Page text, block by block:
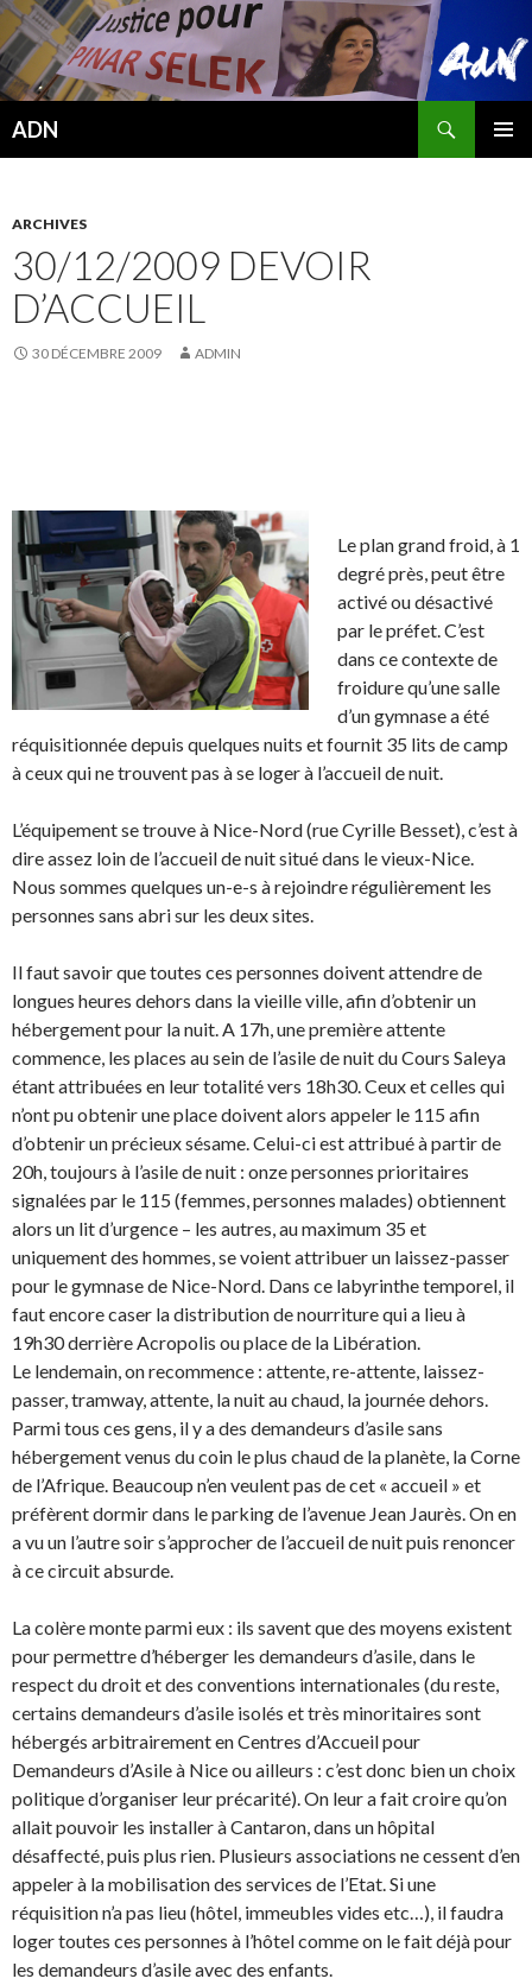
ADN
ARCHIVES
30/12/2009 DEVOIR
D’ACCUEIL
30 DÉCEMBRE 2009 ADMIN
Le plan grand froid, à 1
degré près, peut être
activé ou désactivé
par le préfet. C’est
dans ce contexte de
froidure qu’une salle
d’un gymnase a été
réquisitionnée depuis quelques nuits et fournit 35 lits de camp
à ceux qui ne trouvent pas à se loger à l’accueil de nuit.
L’équipement se trouve à Nice-Nord (rue Cyrille Besset), c’est à
dire assez loin de l’accueil de nuit situé dans le vieux-Nice.
Nous sommes quelques un-e-s à rejoindre régulièrement les
personnes sans abri sur les deux sites.
Il faut savoir que toutes ces personnes doivent attendre de
longues heures dehors dans la vieille ville, afin d’obtenir un
hébergement pour la nuit. A 17h, une première attente
commence, les places au sein de l’asile de nuit du Cours Saleya
étant attribuées en leur totalité vers 18h30. Ceux et celles qui
n’ont pu obtenir une place doivent alors appeler le 115 afin
d’obtenir un précieux sésame. Celui-ci est attribué à partir de
20h, toujours à l’asile de nuit : onze personnes prioritaires
signalées par le 115 (femmes, personnes malades) obtiennent
alors un lit d’urgence – les autres, au maximum 35 et
uniquement des hommes, se voient attribuer un laissez-passer
pour le gymnase de Nice-Nord. Dans ce labyrinthe temporel, il
faut encore caser la distribution de nourriture qui a lieu à
19h30 derrière Acropolis ou place de la Libération.
Le lendemain, on recommence : attente, re-attente, laissez-
passer, tramway, attente, la nuit au chaud, la journée dehors.
Parmi tous ces gens, il y a des demandeurs d’asile sans
hébergement venus du coin le plus chaud de la planète, la Corne
de l’Afrique. Beaucoup n’en veulent pas de cet « accueil » et
préfèrent dormir dans le parking de l’avenue Jean Jaurès. On en
a vu un l’autre soir s’approcher de l’accueil de nuit puis renoncer
à ce circuit absurde.
La colère monte parmi eux : ils savent que des moyens existent
pour permettre d’héberger les demandeurs d’asile, dans le
respect du droit et des conventions internationales (du reste,
certains demandeurs d’asile isolés et très minoritaires sont
hébergés arbitrairement en Centres d’Accueil pour
Demandeurs d’Asile à Nice ou ailleurs : c’est donc bien un choix
politique d’organiser leur précarité). On leur a fait croire qu’on
allait pouvoir les installer à Cantaron, dans un hôpital
désaffecté, puis plus rien. Plusieurs associations ne cessent d’en
appeler à la mobilisation des services de l’Etat. Si une
réquisition n’a pas lieu (hôtel, immeubles vides etc…), il faudra
loger toutes ces personnes à l’hôtel comme on le fait déjà pour
les demandeurs d’asile avec des enfants.